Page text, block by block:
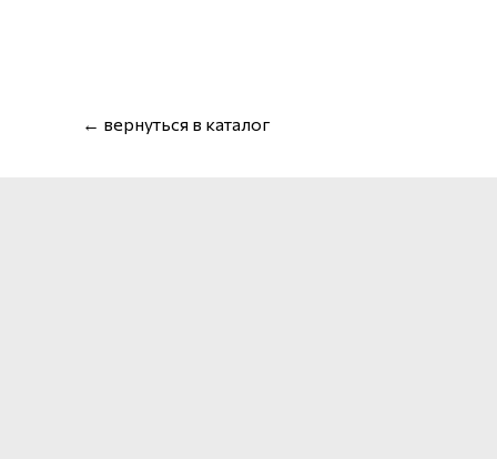
← вернуться в каталог